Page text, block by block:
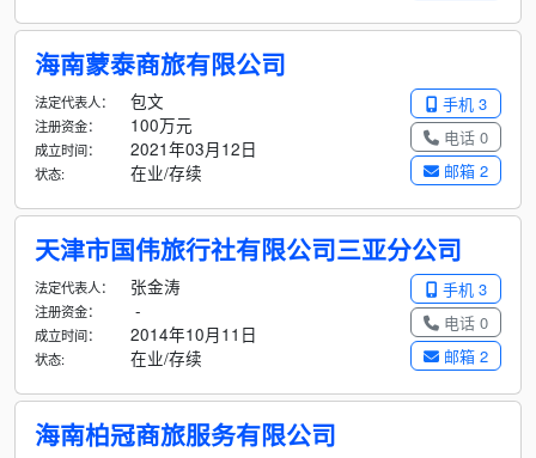
海南蒙泰商旅有限公司
手机 3
电话 0
邮箱 2
法定代表人： 包文
注册资金： 100万元
成立时间： 2021年03月12日
状态: 在业/存续
天津市国伟旅行社有限公司三亚分公司
手机 3
电话 0
邮箱 2
法定代表人： 张金涛
注册资金： -
成立时间： 2014年10月11日
状态: 在业/存续
海南柏冠商旅服务有限公司